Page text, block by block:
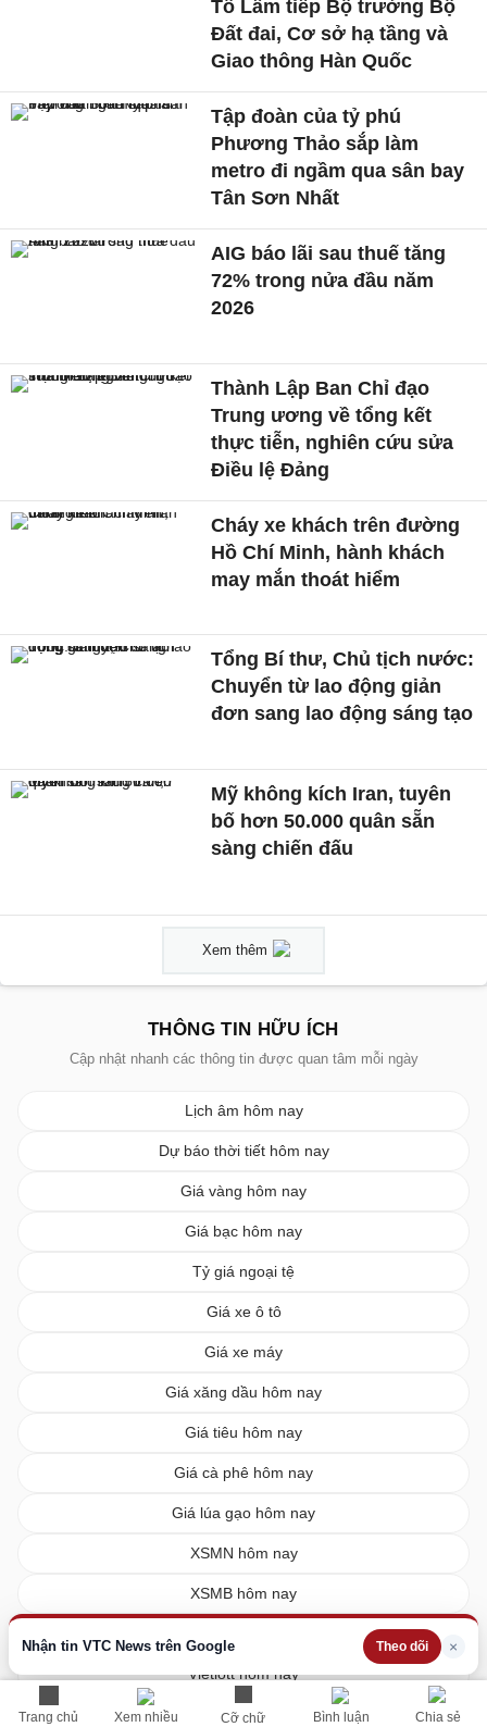
Trang chủ Xem nhiều Cỡ chữ Bình luận Chia sẻ
Nhận tin VTC News trên Google Theo dõi ×
Tô Lâm tiếp Bộ trưởng Bộ
Đất đai, Cơ sở hạ tầng và
Giao thông Hàn Quốc
Tập đoàn của tỷ phú
Phương Thảo sắp làm
metro đi ngầm qua sân bay
Tân Sơn Nhất
AIG báo lãi sau thuế tăng
72% trong nửa đầu năm
2026
Thành Lập Ban Chỉ đạo
Trung ương về tổng kết
thực tiễn, nghiên cứu sửa
Điều lệ Đảng
Cháy xe khách trên đường
Hồ Chí Minh, hành khách
may mắn thoát hiểm
Tổng Bí thư, Chủ tịch nước:
Chuyển từ lao động giản
đơn sang lao động sáng tạo
Mỹ không kích Iran, tuyên
bố hơn 50.000 quân sẵn
sàng chiến đấu
Xem thêm
THÔNG TIN HỮU ÍCH
Cập nhật nhanh các thông tin được quan tâm mỗi ngày
Lịch âm hôm nay
Dự báo thời tiết hôm nay
Giá vàng hôm nay
Giá bạc hôm nay
Tỷ giá ngoại tệ
Giá xe ô tô
Giá xe máy
Giá xăng dầu hôm nay
Giá tiêu hôm nay
Giá cà phê hôm nay
Giá lúa gạo hôm nay
XSMN hôm nay
XSMB hôm nay
Vietlott hôm nay